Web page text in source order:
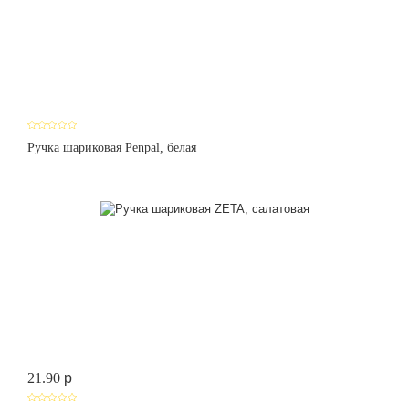
Ручка шариковая Penpal, белая
21.90 p